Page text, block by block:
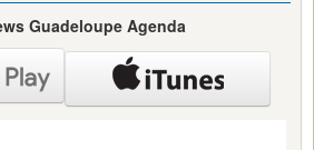
Guadeloupe Agenda